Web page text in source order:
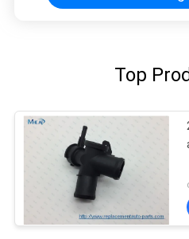
Top